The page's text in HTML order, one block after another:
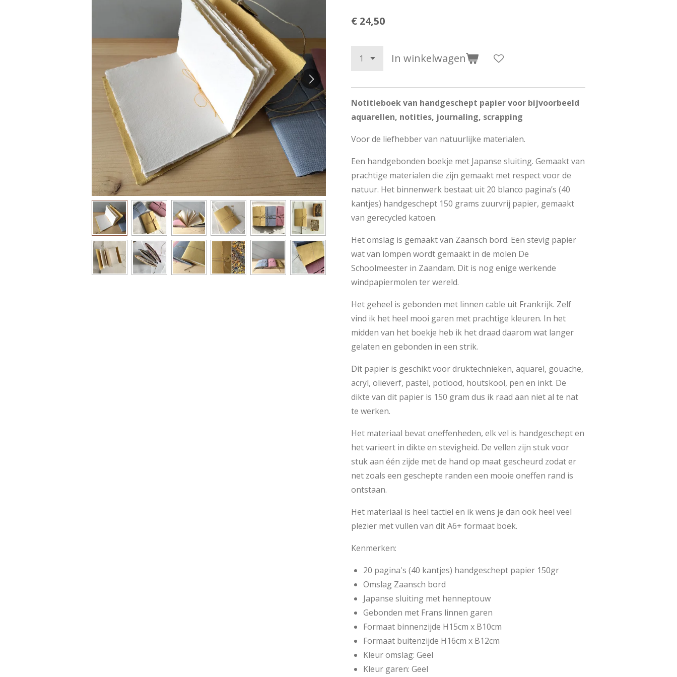
€ 24,50
In winkelwagen
Notitieboek van handgeschept papier voor bijvoorbeeld
aquarellen, notities, journaling, scrapping
Voor de liefhebber van natuurlijke materialen.
Een handgebonden boekje met Japanse sluiting. Gemaakt van
prachtige materialen die zijn gemaakt met respect voor de
natuur. Het binnenwerk bestaat uit 20 blanco pagina’s (40
kantjes) handgeschept 150 grams zuurvrij papier, gemaakt
van gerecycled katoen.
Het omslag is gemaakt van Zaansch bord. Een stevig papier
wat van lompen wordt gemaakt in de molen De
Schoolmeester in Zaandam. Dit is nog enige werkende
windpapiermolen ter wereld.
Het geheel is gebonden met linnen cable uit Frankrijk. Zelf
vind ik het heel mooi garen met prachtige kleuren. In het
midden van het boekje heb ik het draad daarom wat langer
gelaten en gebonden in een strik.
Dit papier is geschikt voor druktechnieken, aquarel, gouache,
acryl, olieverf, pastel, potlood, houtskool, pen en inkt. De
dikte van dit papier is 150 gram dus ik raad aan niet al te nat
te werken.
Het materiaal bevat oneffenheden, elk vel is handgeschept en
het varieert in dikte en stevigheid. De vellen zijn stuk voor
stuk aan één zijde met de hand op maat gescheurd zodat er
net zoals een geschepte randen een mooie oneffen rand is
ontstaan.
Het materiaal is heel tactiel en ik wens je dan ook heel veel
plezier met vullen van dit A6+ formaat boek.
Kenmerken:
20 pagina's (40 kantjes) handgeschept papier 150gr
Omslag Zaansch bord
Japanse sluiting met henneptouw
Gebonden met Frans linnen garen
Formaat binnenzijde H15cm x B10cm
Formaat buitenzijde H16cm x B12cm
Kleur omslag: Geel
Kleur garen: Geel